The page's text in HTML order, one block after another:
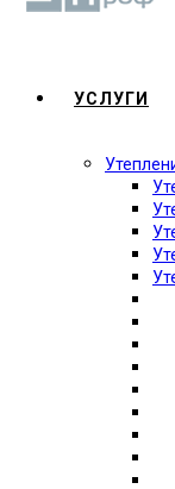
УСЛУГИ